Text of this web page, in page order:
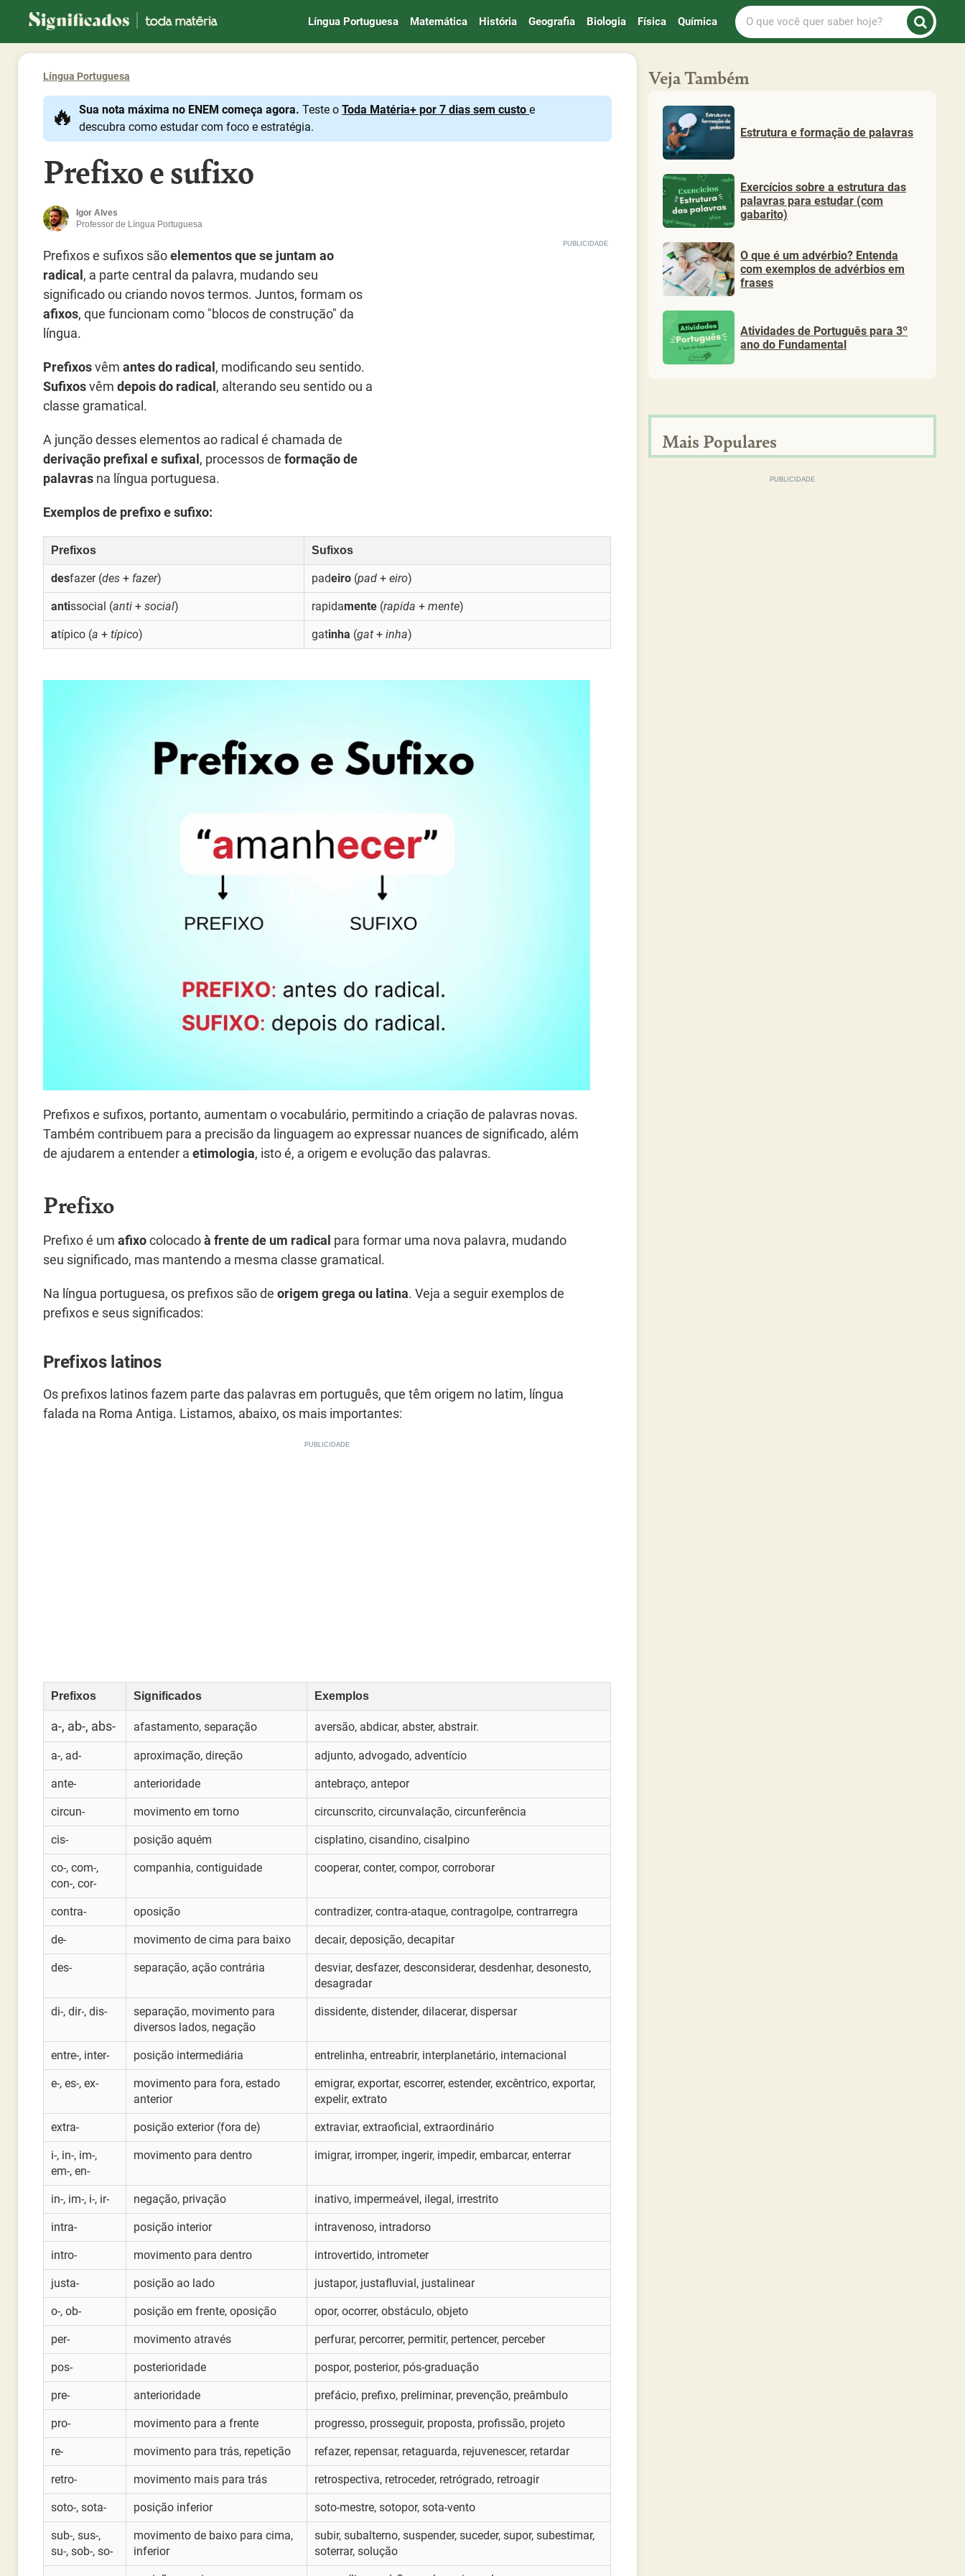
Significados
Língua Portuguesa Matemática História Geografia Biologia Física Química
O
que
você
saber
Língua Portuguesa
🔥 Sua nota máxima no ENEM começa agora. Teste o Toda Matéria+ por 7 dias sem custo e
descubra como estudar com foco e estratégia.
Prefixo e sufixo
Igor Alves
Professor de Língua Portuguesa
Prefixos e sufixos sãoelementos que se juntam ao
radical , a parte central da palavra, mudando seu
significado ou criando novos termos. Juntos, formam os
afixos, que funcionam como "blocos de construção" da
língua.
Prefixosvêm antes do radical , modificando seu sentido.
Sufixosvêm depois do radical , alterando seu sentido ou a
classe gramatical.
A junção desses elementos ao radical é chamada de
derivação prefixal e sufixal , processos de formação de
palavras na língua portuguesa.
Exemplos de prefixo e sufixo:
Prefixos Sufixos
desfazer (des + fazer) padeiro (pad + eiro)
antissocial (anti + social) rapidamente (rapida + mente)
atípico (a + típico) gatinha (gat + inha)
Prefixos e sufixos, portanto, aumentam o vocabulário, permitindo a criação de palavras novas.
Também contribuem para a precisão da linguagem ao expressar nuances de significado, além
de ajudarem a entender a etimologia, isto é, a origem e evolução das palavras.
Prefixo
Prefixo é um afixocolocadoà frente de um radical para formar uma nova palavra, mudando
seu significado, mas mantendo a mesma classe gramatical.
Na língua portuguesa, os prefixos são de origem grega ou latina. Veja a seguir exemplos de
prefixos e seus significados:
Prefixos latinos
Os prefixos latinos fazem parte das palavras em português, que têm origem no latim, língua
falada na Roma Antiga. Listamos, abaixo, os mais importantes:
Prefixos Significados Exemplos
a-, ab-, abs- afastamento, separação aversão, abdicar, abster, abstrair.
a-, ad- aproximação, direção adjunto, advogado, adventício
ante- anterioridade antebraço, antepor
circun- movimento em torno circunscrito, circunvalação, circunferência
cis- posição aquém cisplatino, cisandino, cisalpino
co-, com-,
con-, cor-
companhia, contiguidade cooperar, conter, compor, corroborar
contra- oposição contradizer, contra-ataque, contragolpe, contrarregra
de- movimento de cima para baixo decair, deposição, decapitar
des- separação, ação contrária
desviar, desfazer, desconsiderar, desdenhar, desonesto,
desagradar
di-, dir-, dis-
separação, movimento para
diversos lados, negação
dissidente, distender, dilacerar, dispersar
entre-, inter- posição intermediária entrelinha, entreabrir, interplanetário, internacional
e-, es-, ex-
movimento para fora, estado
anterior
emigrar, exportar, escorrer, estender, excêntrico, exportar,
expelir, extrato
extra- posição exterior (fora de) extraviar, extraoficial, extraordinário
i-, in-, im-,
em-, en-
movimento para dentro imigrar, irromper, ingerir, impedir, embarcar, enterrar
in-, im-, i-, ir- negação, privação inativo, impermeável, ilegal, irrestrito
intra- posição interior intravenoso, intradorso
intro- movimento para dentro introvertido, intrometer
justa- posição ao lado justapor, justafluvial, justalinear
o-, ob- posição em frente, oposição opor, ocorrer, obstáculo, objeto
per- movimento através perfurar, percorrer, permitir, pertencer, perceber
pos- posterioridade pospor, posterior, pós-graduação
pre- anterioridade prefácio, prefixo, preliminar, prevenção, preâmbulo
pro- movimento para a frente progresso, prosseguir, proposta, profissão, projeto
re- movimento para trás, repetição refazer, repensar, retaguarda, rejuvenescer, retardar
retro- movimento mais para trás retrospectiva, retroceder, retrógrado, retroagir
soto-, sota- posição inferior soto-mestre, sotopor, sota-vento
sub-, sus-,
su-, sob-, so-
movimento de baixo para cima,
inferior
subir, subalterno, suspender, suceder, supor, subestimar,
soterrar, solução
Veja Também
Estrutura e formação de palavras
Exercícios sobre a estrutura das
palavras para estudar (com
gabarito)
O que é um advérbio? Entenda
com exemplos de advérbios em
frases
Atividades de Português para 3º
ano do Fundamental
Mais Populares